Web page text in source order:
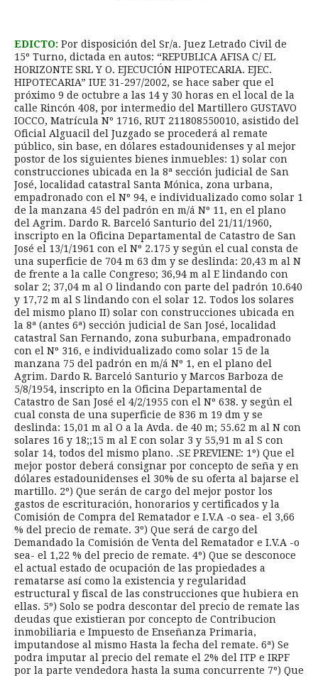
EDICTO: Por disposición del Sr/a. Juez Letrado Civil de
15º Turno, dictada en autos: “REPUBLICA AFISA C/ EL
HORIZONTE SRL Y O. EJECUCIÓN HIPOTECARIA. EJEC.
HIPOTECARIA” IUE 31-297/2002, se hace saber que el
próximo 9 de octubre a las 14 y 30 horas en el local de la
calle Rincón 408, por intermedio del Martillero GUSTAVO
IOCCO, Matrícula Nº 1716, RUT 211808550010, asistido del
Oficial Alguacil del Juzgado se procederá al remate
público, sin base, en dólares estadounidenses y al mejor
postor de los siguientes bienes inmuebles: 1) solar con
construcciones ubicada en la 8ª sección judicial de San
José, localidad catastral Santa Mónica, zona urbana,
empadronado con el Nº 94, e individualizado como solar 1
de la manzana 45 del padrón en m/á Nº 11, en el plano
del Agrim. Dardo R. Barceló Santurio del 21/11/1960,
inscripto en la Oficina Departamental de Catastro de San
José el 13/1/1961 con el Nº 2.175 y según el cual consta de
una superficie de 704 m 63 dm y se deslinda: 20,43 m al N
de frente a la calle Congreso; 36,94 m al E lindando con
solar 2; 37,04 m al O lindando con parte del padrón 10.640
y 17,72 m al S lindando con el solar 12. Todos los solares
del mismo plano II) solar con construcciones ubicada en
la 8ª (antes 6ª) sección judicial de San José, localidad
catastral San Fernando, zona suburbana, empadronado
con el Nº 316, e individualizado como solar 15 de la
manzana 75 del padrón en m/á Nº 1, en el plano del
Agrim. Dardo R. Barceló Santurio y Marcos Barboza de
5/8/1954, inscripto en la Oficina Departamental de
Catastro de San José el 4/2/1955 con el Nº 638. y según el
cual consta de una superficie de 836 m 19 dm y se
deslinda: 15,01 m al O a la Avda. de 40 m; 55.62 m al N con
solares 16 y 18;;15 m al E con solar 3 y 55,91 m al S con
solar 14, todos del mismo plano. .SE PREVIENE: 1º) Que el
mejor postor deberá consignar por concepto de seña y en
dólares estadounidenses el 30% de su oferta al bajarse el
martillo. 2º) Que serán de cargo del mejor postor los
gastos de escrituración, honorarios y certificados y la
Comisión de Compra del Rematador e I.V.A -o sea- el 3,66
% del precio de remate. 3º) Que será de cargo del
Demandado la Comisión de Venta del Rematador e I.V.A -o
sea- el 1,22 % del precio de remate. 4º) Que se desconoce
el actual estado de ocupación de las propiedades a
rematarse así como la existencia y regularidad
estructural y fiscal de las construcciones que hubiera en
ellas. 5º) Solo se podra descontar del precio de remate las
deudas que existieran por concepto de Contribucion
inmobiliaria e Impuesto de Enseñanza Primaria,
imputandose al mismo Hasta la fecha del remate. 6ª) Se
podra imputar al precio del remate el 2% del ITP e IRPF
por la parte vendedora hasta la suma concurrente 7º) Que